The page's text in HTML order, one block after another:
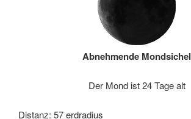
Abnehmende Mondsichel
Der Mond ist 24 Tage alt
Distanz: 57 erdradius